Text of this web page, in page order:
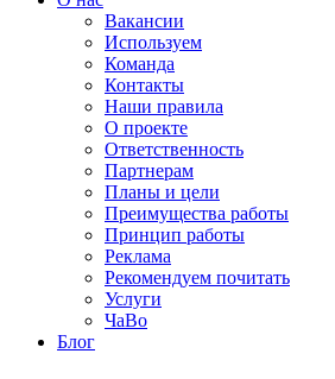
Вакансии
Используем
Команда
Контакты
Наши правила
О проекте
Ответственность
Партнерам
Планы и цели
Преимущества работы
Принцип работы
Реклама
Рекомендуем почитать
Услуги
ЧаВо
Блог